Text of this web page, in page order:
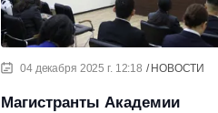
04 декабря 2025 г. 12:18 НОВОСТИ
Магистранты Академии